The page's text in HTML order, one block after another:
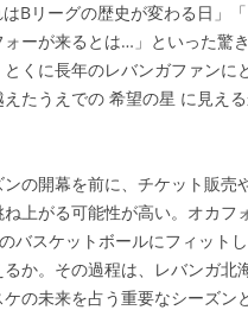
Bリーグの歴史が変わる日」
ーが来るとは…」といった驚
くに長年のレバンガファンに
たうえでの 希望の星 に見え
の開幕を前に、チケット販売
ね上がる可能性が高い。オカフ
バスケットボールにフィット
るか。その過程は、レバンガ北
の未来を占う重要なシーズン